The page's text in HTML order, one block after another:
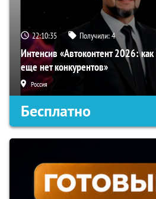
22:10:34 Получили:4
Интенсив «Автоконтент 2026: как
еще нет конкурентов»
Россия
Бесплатно